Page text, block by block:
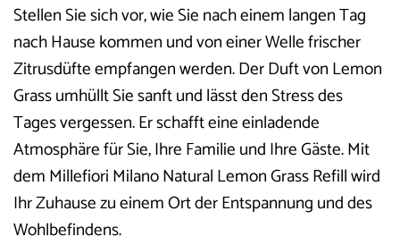
Stellen Sie sich vor, wie Sie nach einem langen Tag
nach Hause kommen und von einer Welle frischer
Zitrusdüfte empfangen werden. Der Duft von Lemon
Grass umhüllt Sie sanft und lässt den Stress des
Tages vergessen. Er schafft eine einladende
Atmosphäre für Sie, Ihre Familie und Ihre Gäste. Mit
dem Millefiori Milano Natural Lemon Grass Refill wird
Ihr Zuhause zu einem Ort der Entspannung und des
Wohlbefindens.